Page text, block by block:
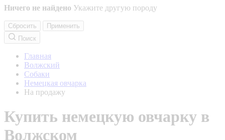
Ничего не найдено Укажите другую породу
Сбросить
Применить
Поиск
Главная
Волжский
Собаки
Немецкая овчарка
На продажу
Купить немецкую овчарку в
Волжском